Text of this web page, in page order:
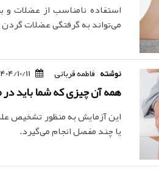
استفاده نامناسب از عضلات
می‌تواند به گرفتگی عضلات
نوشته فاطمه قربانی 10/11
همه آن چیزی که شما باید
این آزمایش به منظور تشخیص
یا چند مفصل انجام می‌گیرد.